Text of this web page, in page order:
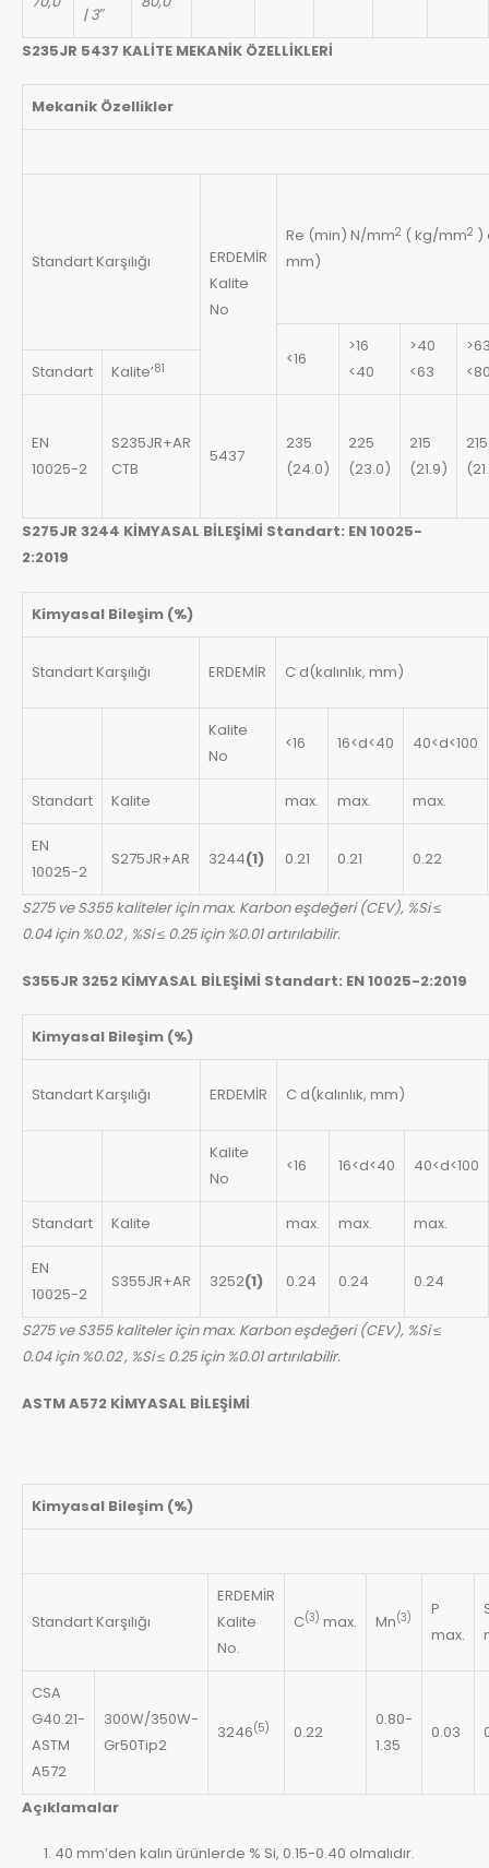
| 3″
S235JR 5437 KALİTE MEKANİK ÖZELLİKLERİ
Mekanik Özellikler
Standart Karşılığı
ERDEMİR
Kalite
No
Re (min) N/mm2 ( kg/mm2 )
mm)
<16
>16
<40
>40
<63
Standart Kalite’81
EN
10025-2
S235JR+AR
CTB
5437
235
(24.0)
225
(23.0)
215
(21.9)
215
S275JR 3244 KİMYASAL BİLEŞİMİ Standart: EN 10025-
2:2019
Kimyasal Bileşim (%)
Standart Karşılığı ERDEMİR C d(kalınlık, mm)
Kalite
No
<16 16<d<40 40<d<100
Standart Kalite max. max. max.
EN
10025-2
S275JR+AR 3244(1) 0.21 0.21 0.22
S275 ve S355 kaliteler için max. Karbon eşdeğeri (CEV), %Si ≤
0.04 için %0.02 , %Si ≤ 0.25 için %0.01 artırılabilir.
S355JR 3252 KİMYASAL BİLEŞİMİ Standart: EN 10025-2:2019
Kimyasal Bileşim (%)
Standart Karşılığı ERDEMİR C d(kalınlık, mm)
Kalite
No
<16 16<d<40 40<d<100
Standart Kalite max. max. max.
EN
10025-2
S355JR+AR 3252(1) 0.24 0.24 0.24
S275 ve S355 kaliteler için max. Karbon eşdeğeri (CEV), %Si ≤
0.04 için %0.02 , %Si ≤ 0.25 için %0.01 artırılabilir.
ASTM A572 KİMYASAL BİLEŞİMİ
Kimyasal Bileşim (%)
Standart Karşılığı
ERDEMİR
Kalite
No.
C(3) max. Mn(3)
P
max.
CSA
G40.21-
ASTM
A572
300W/350W-
Gr50Tip2
3246(5) 0.22
0.80-
1.35
0.03
Açıklamalar
40 mm’den kalın ürünlerde % Si, 0.15-0.40 olmalıdır.